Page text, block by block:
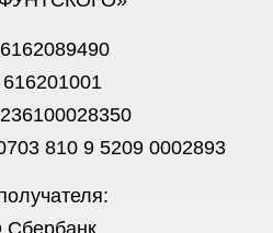
810 9 5209 0002893